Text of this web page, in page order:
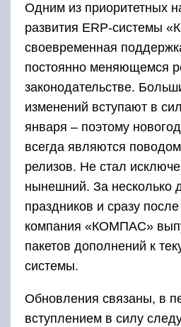
Одним из приоритетных
развития ERP-системы
своевременная
постоянно меняющемся
законодательстве.
изменений вступают в
января – поэтому
всегда являются
релизов. Не стал
нынешний. За несколько
праздников и сразу
компания «КОМПАС»
пакетов дополнений к
системы.
Обновления связаны, в
вступлением в силу